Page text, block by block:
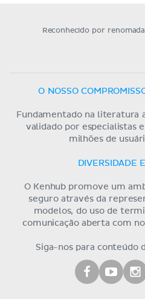
Reconhecido por
O NOSSO
Fundamentado na literatura
validado por especialistas
milhões de
DIVERSIDADE
O Kenhub promove um
seguro através da
modelos, do uso de
comunicação aberta com
Siga-nos para conteúdo